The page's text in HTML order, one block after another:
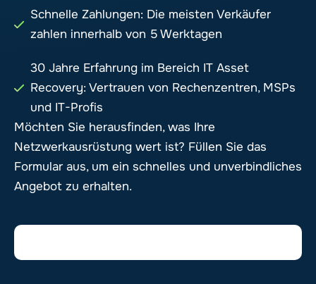
Schnelle Zahlungen: Die meisten Verkäufer
zahlen innerhalb von 5 Werktagen
30 Jahre Erfahrung im Bereich IT Asset
Recovery: Vertrauen von Rechenzentren, MSPs
und IT-Profis
Möchten Sie herausfinden, was Ihre
Netzwerkausrüstung wert ist? Füllen Sie das
Formular aus, um ein schnelles und unverbindliches
Angebot zu erhalten.